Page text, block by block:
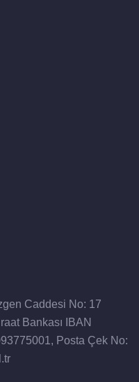
Caddesi No: 17
Bankası IBAN
Posta Çek No: